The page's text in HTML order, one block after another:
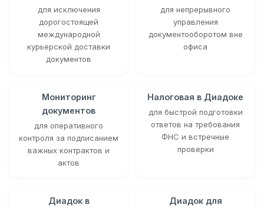
для исключения
дорогостоящей
международной
курьерской доставки
документов
для непрерывного
управления
документооборотом вне
офиса
Мониторинг
документов
для оперативного
контроля за подписанием
важных контрактов и
актов
Налоговая в Диадоке
для быстрой подготовки
ответов на требования
ФНС и встречные
проверки
Диадок в
Диадок для